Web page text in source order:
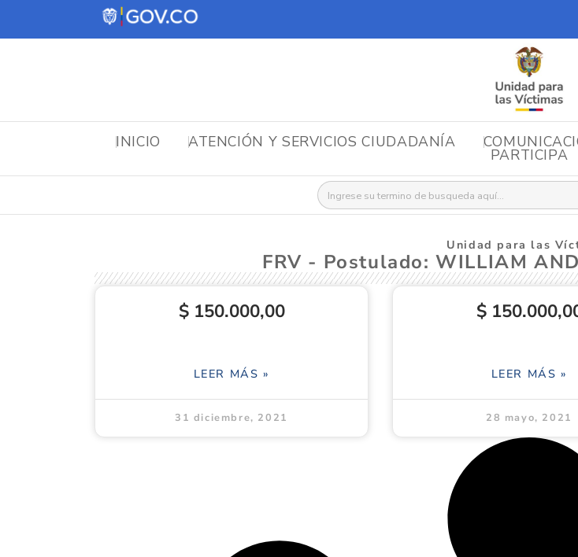
INICIO ATENCIÓN Y SERVICIOS CIUDADANÍA
PARTICIPA
Buscar:
Unidad para las
FRV - Postulado: WILLIAM
$ 150.000,00
LEER MÁS »
31 diciembre, 2021
$
LEER MÁS »
28 mayo, 2021